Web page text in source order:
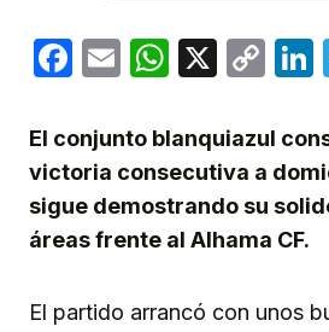
Facebook
Email X
El conjunto blanquiazul
victoria consecutiva a
sigue demostrando su
áreas frente al Alhama CF.
El partido arrancó con unos